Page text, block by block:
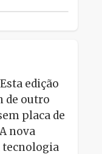
Esta edição
de outro
placa de
nova
tecnologia